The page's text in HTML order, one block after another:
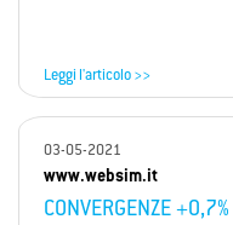
Leggi l'articolo >>
03-05-2021
www.websim.it
CONVERGENZE